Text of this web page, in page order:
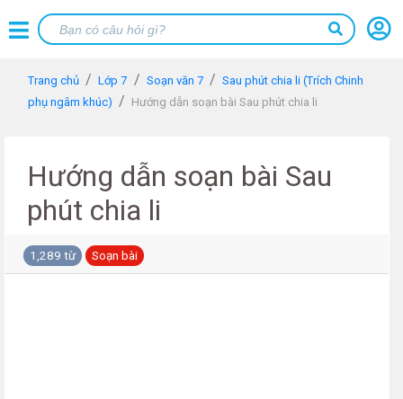
Trang chủ Lớp 7 Soạn văn 7
Sau phút chia li (Trích Chinh
phụ ngâm khúc)
Hướng dẫn soạn bài Sau phút chia li
Hướng dẫn soạn bài Sau
phút chia li
1,289 từ Soạn bài